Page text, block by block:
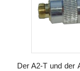
Der A2-T und der